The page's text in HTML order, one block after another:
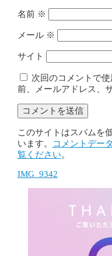
名前 ※
メール ※
サイト
次回のコメントで
前、メールアドレス、
このサイトはスパムを
います。
コメントデー
覧ください。
投
IMG_9342